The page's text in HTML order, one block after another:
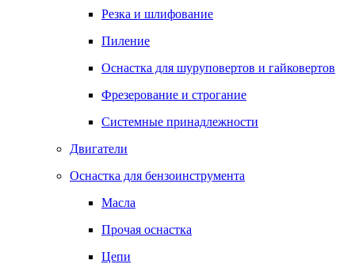
Резка и шлифование
Пиление
Оснастка для шуруповертов и гайковертов
Фрезерование и строгание
Системные принадлежности
Двигатели
Оснастка для бензоинструмента
Масла
Прочая оснастка
Цепи